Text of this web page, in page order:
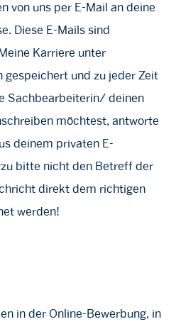
von uns per E-Mail an deine
Diese E-Mails sind
Karriere unter
gespeichert und zu jeder Zeit
Sachbearbeiterin/ deinen
möchtest, antworte
deinem privaten E-
bitte nicht den Betreff der
direkt dem richtigen
werden!
in der Online-Bewerbung, in